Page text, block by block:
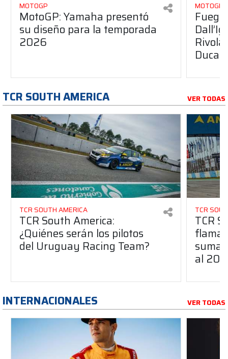
MOTOGP
MotoGP: Yamaha presentó
su diseño para la temporada
2026
MOTOGP
Ducati
TCR SOUTH AMERICA VER TODAS
TCR SOUTH AMERICA
TCR South America:
¿Quiénes serán los pilotos
del Uruguay Racing Team?
TCR
TCR
suma
al
INTERNACIONALES VER TODAS